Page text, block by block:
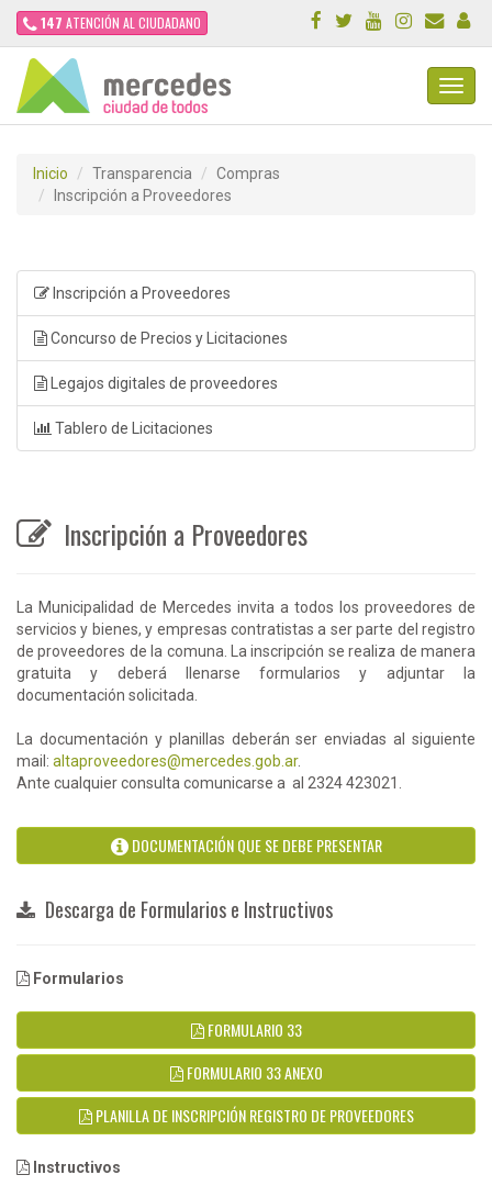
147 ATENCIÓN AL CIUDADANO
Inicio Transparencia
Compras
Inscripción a Proveedores
Inscripción a Proveedores
Concurso de Precios y Licitaciones
Legajos digitales de proveedores
Tablero de Licitaciones
Inscripción a Proveedores
La Municipalidad de Mercedes invita a todos los proveedores de
servicios y bienes, y empresas contratistas a ser parte del registro
de proveedores de la comuna. La inscripción se realiza de manera
gratuita y deberá llenarse formularios y adjuntar la
documentación solicitada.
La documentación y planillas deberán ser enviadas al siguiente
mail: altaproveedores@mercedes.gob.ar.
Ante cualquier consulta comunicarse a al 2324 423021.
DOCUMENTACIÓN QUE SE DEBE PRESENTAR
Descarga de Formularios e Instructivos
Formularios
FORMULARIO 33
FORMULARIO 33 ANEXO
PLANILLA DE INSCRIPCIÓN REGISTRO DE PROVEEDORES
Instructivos